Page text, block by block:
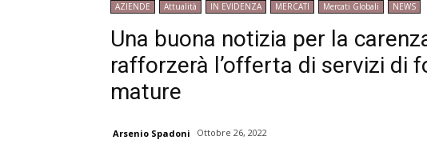
AZIENDE Attualità IN EVIDENZA MERCATI Mercati Globali NEWS
Una buona notizia per la
rafforzerà l’offerta di servizi di
mature
Arsenio Spadoni Ottobre 26, 2022